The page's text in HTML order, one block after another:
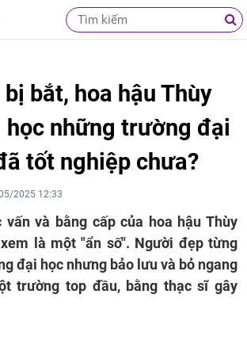
bắt, hoa hậu Thùy
những trường đại
tốt nghiệp chưa?
2025 12:33
vấn và bằng cấp của hoa hậu Thùy
là một "ẩn số". Người đẹp từng
đại học nhưng bảo lưu và bỏ ngang
trường top đầu, bằng thạc sĩ gây